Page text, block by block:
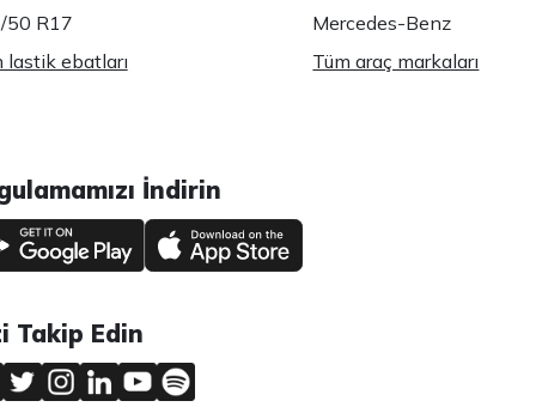
50 R17
lastik ebatları
Mercedes-Benz
Tüm araç markaları
İndirin
Takip Edin